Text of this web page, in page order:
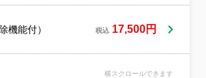
機能付） 税込 17,500円
横スクロールできます